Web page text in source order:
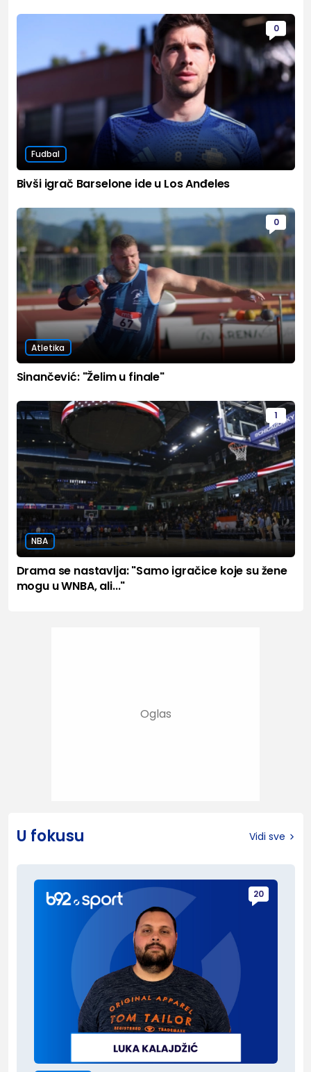
0
Fudbal
Bivši igrač Barselone ide u Los Anđeles
0
Atletika
Sinančević: "Želim u finale"
1
NBA
Drama se nastavlja: "Samo igračice koje su žene
mogu u WNBA, ali..."
U fokusu Vidi sve
20